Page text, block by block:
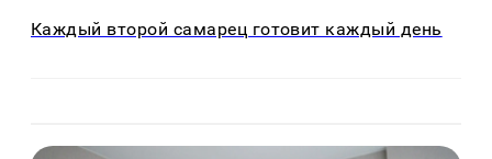
Каждый второй самарец готовит каждый день